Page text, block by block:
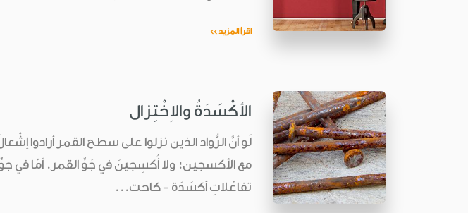
اقرأ المزيد >>
الأكْسَدَةُ والاِخْتِزال
لَو أنَّ الرُّواد الذين نزلوا على سطح القمر أرادوا
مع الأكسجين؛ ولا أُكسِجينَ في جَوِّ القمر. أمّا في
تفاعُلاتِ أكسَدَة - كاحت...